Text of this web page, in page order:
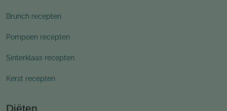
Brunch recepten
Pompoen recepten
Sinterklaas recepten
Kerst recepten
Diëten